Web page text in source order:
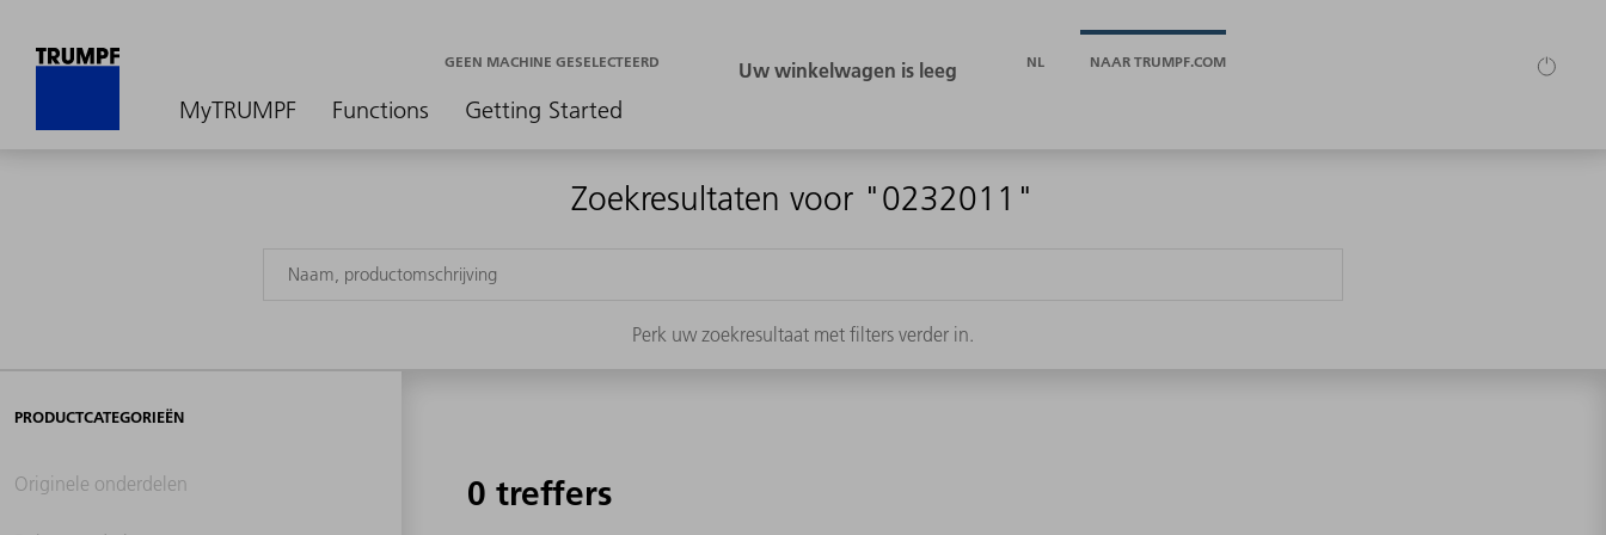
MyTRUMPF Functions Getting Started
GEEN MACHINE GESELECTEERD NL NAAR TRUMPF.COM
Zoekresultaten voor "0232011"
Perk uw zoekresultaat met filters verder in.
PRODUCTCATEGORIEËN
Originele onderdelen 0 treffers